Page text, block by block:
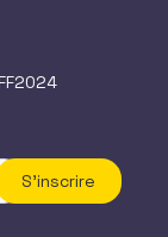
S'inscrire